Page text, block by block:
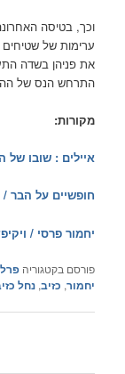
וכך, בטיסה
ערימות של שטיחים
את פניהן בשדה
התרחש הנס של
מקורות:
איילים : שובו
חופשיים על הבר /
יחמור פרסי /
פורסם בקטגוריה
יחמור, כזיב,נחל